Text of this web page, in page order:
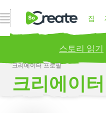
내비게이션 열기 집
블로
스토리 읽기
Publish your stories
크리에이터 프로필
크리에이